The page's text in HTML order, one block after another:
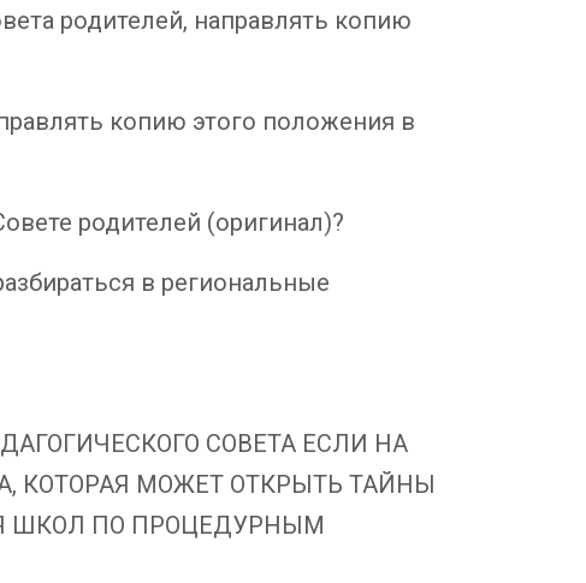
родителей, направлять копию
копию этого положения в
родителей (оригинал)?
в региональные
СОВЕТА ЕСЛИ НА
КОТОРАЯ МОЖЕТ ОТКРЫТЬ ТАЙНЫ
ШКОЛ ПО ПРОЦЕДУРНЫМ